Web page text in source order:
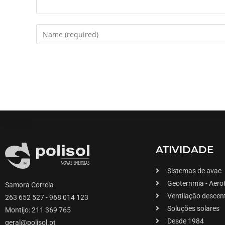
Samora Correia
263 652 527 - 968 014 123
Montijo: 211 369 765
geral@polisol.pt
ATIVIDADE
Sistemas de avac
Geoternmia -
Ventilação
Soluções solares
Desde 1984